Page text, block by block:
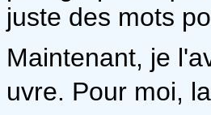
juste des mots
Maintenant, je
uvre. Pour moi,